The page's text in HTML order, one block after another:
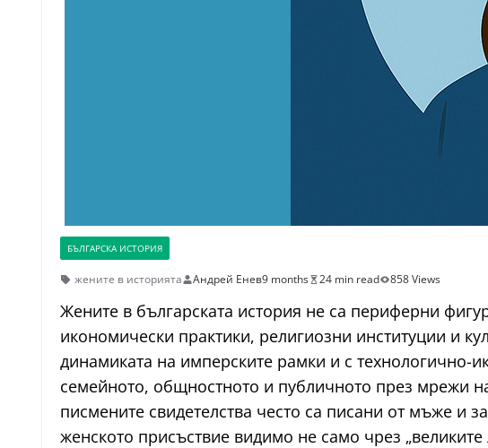
БЪЛГАРСКА ИСТОРИЯ
жените в историята Андрей Енев9 months 24 min read 858 Views
Жените в българската история не са периферни
икономически практики, религиозни институции и
динамиката на имперските рамки и с технологично-
семейното, общностното и публичното през мрежи
писмените свидетелства често са писани от мъже и
женското присъствие видимо не само чрез